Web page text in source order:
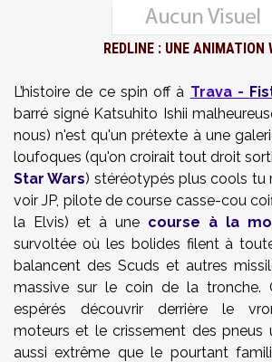
REDLINE : UNE ANIMATION
L’histoire de ce spin off à Trava -
barré signé Katsuhito Ishii
nous) n'est qu'un prétexte à une
loufoques (qu'on croirait tout droit
Star Wars) stéréotypés plus cools tu
voir JP, pilote de course casse-cou
la Elvis) et à une course à la
survoltée où les bolides filent à
balancent des Scuds et autres
massive sur le coin de la tronche.
espérés découvrir derrière le
moteurs et le crissement des pneus
aussi extrême que le pourtant